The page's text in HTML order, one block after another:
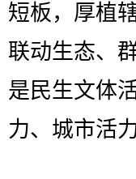
短板，厚植
联动生态、
是民生文体
力、城市活